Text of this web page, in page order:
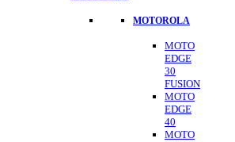
MOTOROLA
MOTO
EDGE
30
FUSION
MOTO
EDGE
40
MOTO